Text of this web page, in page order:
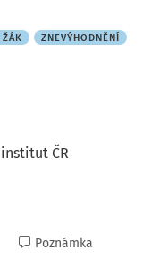
ŽÁK
ZNEVÝHODNĚNÍ
ČR
Poznámka